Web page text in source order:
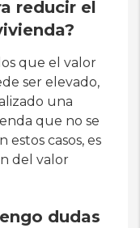
reducir el
que el valor
ser elevado,
una
que no se
estos casos, es
del valor
dudas